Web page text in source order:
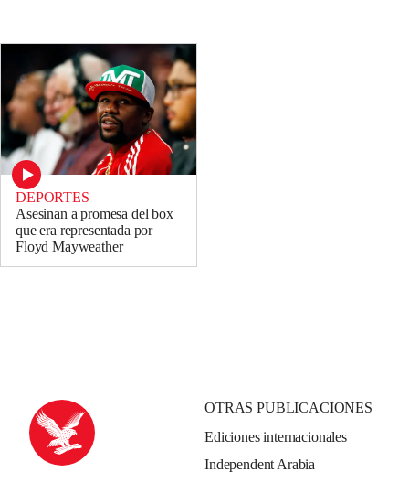
DEPORTES
Asesinan a promesa del box
que era representada por
Floyd Mayweather
OTRAS PUBLICACIONES
Ediciones internacionales
Independent Arabia